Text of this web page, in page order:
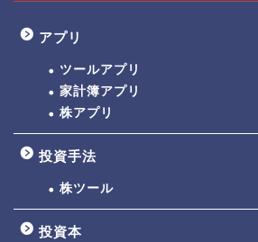
アプリ
ツールアプリ
家計簿アプリ
株アプリ
投資手法
株ツール
投資本